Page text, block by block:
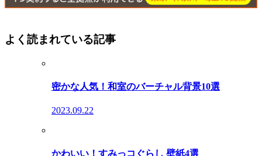
よく読まれている記事
密かな人気！和室のバーチャル背景10選
2023.09.22
かわいい！すみっコぐらし 壁紙4選